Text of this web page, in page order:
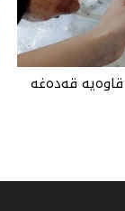
قەدەغە